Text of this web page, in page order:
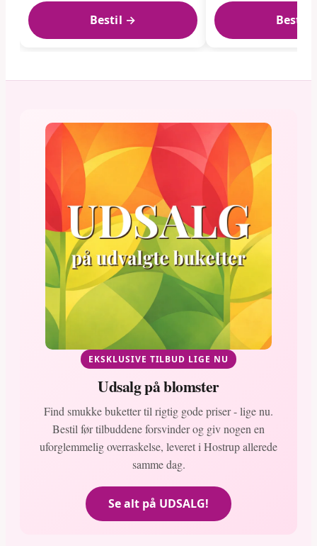
Bestil → Bestil
EKSKLUSIVE TILBUD LIGE NU
Udsalg på blomster
Find smukke buketter til rigtig gode priser - lige nu.
Bestil før tilbuddene forsvinder og giv nogen en
uforglemmelig overraskelse, leveret i Hostrup allerede
samme dag.
Se alt på UDSALG!